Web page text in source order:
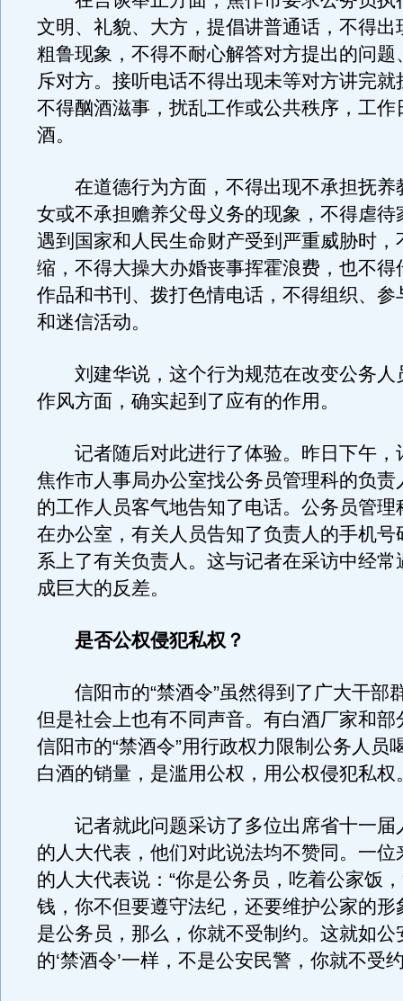
文明、礼貌、大方，提倡讲普通话，不得出
粗鲁现象，不得不耐心解答对方提出的问题
斥对方。接听电话不得出现未等对方讲完就
不得酗酒滋事，扰乱工作或公共秩序，工作
酒。
在道德行为方面，不得出现不承担抚养
女或不承担赡养父母义务的现象，不得虐待
遇到国家和人民生命财产受到严重威胁时，
缩，不得大操大办婚丧事挥霍浪费，也不得
作品和书刊、拨打色情电话，不得组织、参
和迷信活动。
刘建华说，这个行为规范在改变公务人
作风方面，确实起到了应有的作用。
记者随后对此进行了体验。昨日下午，
焦作市人事局办公室找公务员管理科的负责
的工作人员客气地告知了电话。公务员管理
在办公室，有关人员告知了负责人的手机号
系上了有关负责人。这与记者在采访中经常
成巨大的反差。
是否公权侵犯私权？
信阳市的“禁酒令”虽然得到了广大干部
但是社会上也有不同声音。有白酒厂家和部
信阳市的“禁酒令”用行政权力限制公务人员
白酒的销量，是滥用公权，用公权侵犯私权
记者就此问题采访了多位出席省十一届
的人大代表，他们对此说法均不赞同。一位
的人大代表说：“你是公务员，吃着公家饭
钱，你不但要遵守法纪，还要维护公家的形
是公务员，那么，你就不受制约。这就如公
的‘禁酒令’一样，不是公安民警，你就不受